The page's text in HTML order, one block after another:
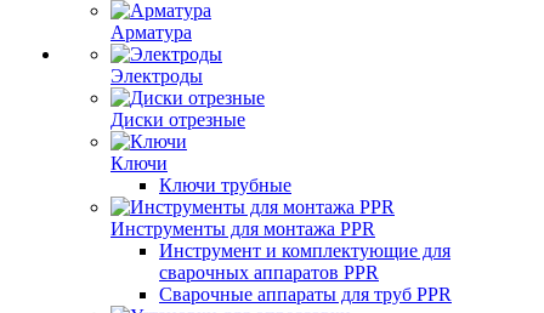
Арматура
Электроды
Диски отрезные
Ключи
Ключи трубные
Инструменты для монтажа PPR
Инструмент и комплектующие для
сварочных аппаратов PPR
Сварочные аппараты для труб PPR